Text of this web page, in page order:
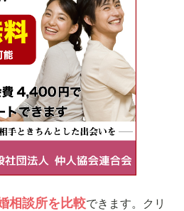
相談所を比較できます。クリ